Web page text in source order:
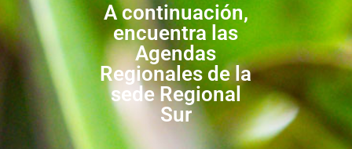
A continuación,
encuentra las
Agendas
Regionales de la
sede Regional
Sur